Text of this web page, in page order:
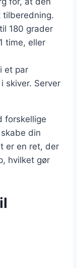
180 grader
time, eller
et par
skiver. Server
forskellige
din
er en ret, der
hvilket gør